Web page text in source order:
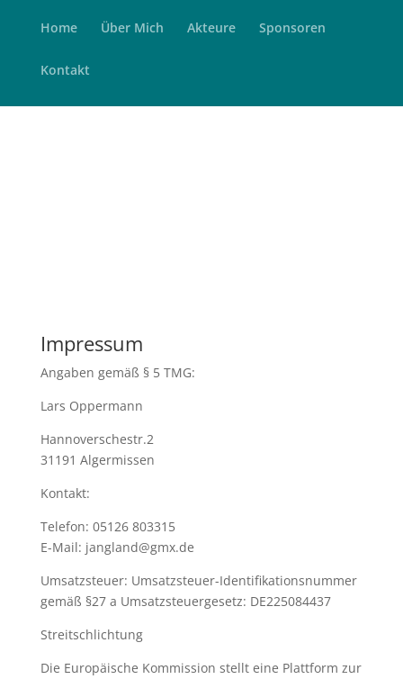
Home Über Mich Akteure Sponsoren
Kontakt
Impressum
Impressum
Angaben gemäß § 5 TMG:
Lars Oppermann
Hannoverschestr.2
31191 Algermissen
Kontakt:
Telefon: 05126 803315
E-Mail: jangland@gmx.de
Umsatzsteuer: Umsatzsteuer-Identifikationsnummer
gemäß §27 a Umsatzsteuergesetz: DE225084437
Streitschlichtung
Die Europäische Kommission stellt eine Plattform zur